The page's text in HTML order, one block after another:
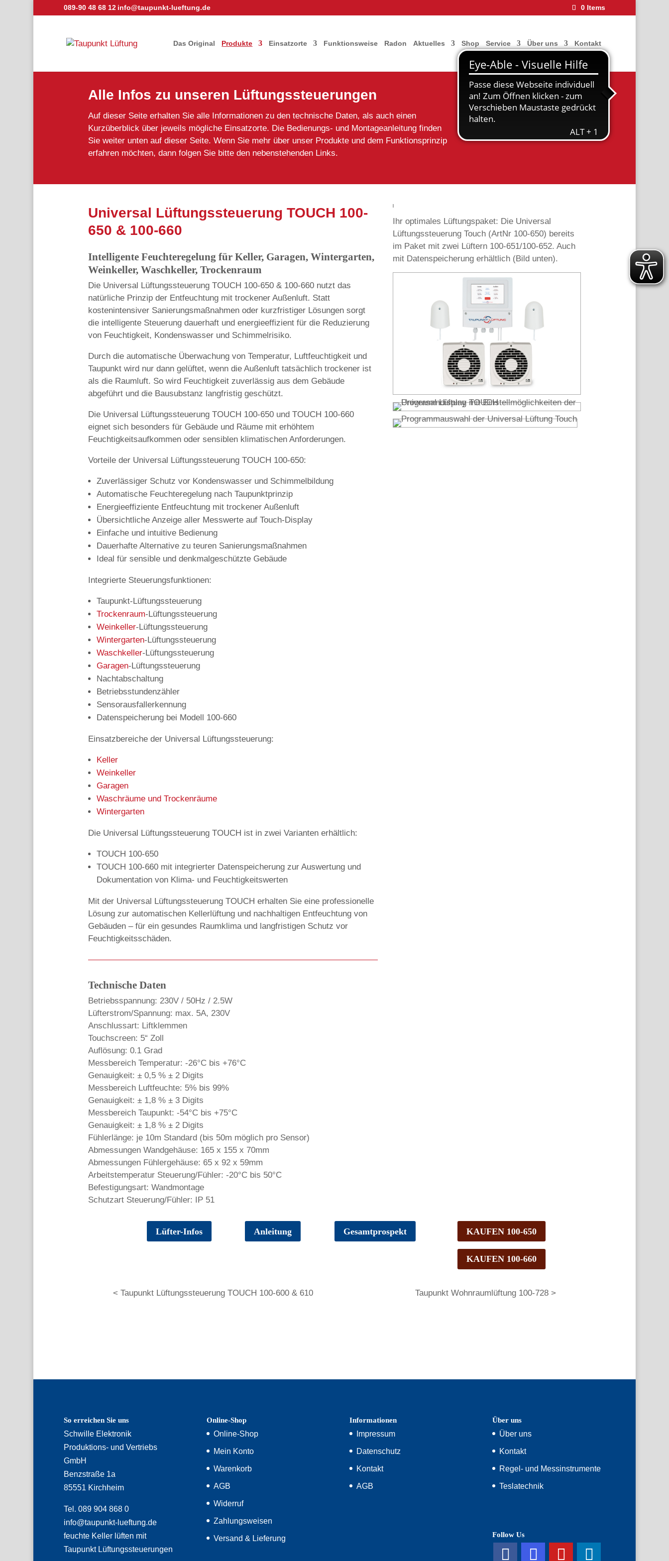
089-90 48 68 12 info@taupunkt-lueftung.de 0 Items
Das Original Produkte Einsatzorte Funktionsweise Radon Aktuelles Shop Service Über uns Kontakt
Alle Infos zu unseren Lüftungssteuerungen
Auf dieser Seite erhalten Sie alle Informationen zu den technische Daten, als auch einen
Kurzüberblick über jeweils mögliche Einsatzorte. Die Bedienungs- und Montageanleitung finden
Sie weiter unten auf dieser Seite. Wenn Sie mehr über unser Produkte und dem Funktionsprinzip
erfahren möchten, dann folgen Sie bitte den nebenstehenden Links.
Funktionsweise
Universal Lüftungssteuerung TOUCH 100-
650 & 100-660
Intelligente Feuchteregelung für Keller, Garagen, Wintergarten,
Weinkeller, Waschkeller, Trockenraum
Die Universal Lüftungssteuerung TOUCH 100-650 & 100-660 nutzt das
natürliche Prinzip der Entfeuchtung mit trockener Außenluft. Statt
kostenintensiver Sanierungsmaßnahmen oder kurzfristiger Lösungen sorgt
die intelligente Steuerung dauerhaft und energieeffizient für die Reduzierung
von Feuchtigkeit, Kondenswasser und Schimmelrisiko.
Durch die automatische Überwachung von Temperatur, Luftfeuchtigkeit und
Taupunkt wird nur dann gelüftet, wenn die Außenluft tatsächlich trockener ist
als die Raumluft. So wird Feuchtigkeit zuverlässig aus dem Gebäude
abgeführt und die Bausubstanz langfristig geschützt.
Die Universal Lüftungssteuerung TOUCH 100-650 und TOUCH 100-660
eignet sich besonders für Gebäude und Räume mit erhöhtem
Feuchtigkeitsaufkommen oder sensiblen klimatischen Anforderungen.
Vorteile der Universal Lüftungssteuerung TOUCH 100-650:
Zuverlässiger Schutz vor Kondenswasser und Schimmelbildung
Automatische Feuchteregelung nach Taupunktprinzip
Energieeffiziente Entfeuchtung mit trockener Außenluft
Übersichtliche Anzeige aller Messwerte auf Touch-Display
Einfache und intuitive Bedienung
Dauerhafte Alternative zu teuren Sanierungsmaßnahmen
Ideal für sensible und denkmalgeschützte Gebäude
Integrierte Steuerungsfunktionen:
Taupunkt-Lüftungssteuerung
Trockenraum-Lüftungssteuerung
Weinkeller-Lüftungssteuerung
Wintergarten-Lüftungssteuerung
Waschkeller-Lüftungssteuerung
Garagen-Lüftungssteuerung
Nachtabschaltung
Betriebsstundenzähler
Sensorausfallerkennung
Datenspeicherung bei Modell 100-660
Einsatzbereiche der Universal Lüftungssteuerung:
Keller
Weinkeller
Garagen
Waschräume und Trockenräume
Wintergarten
Die Universal Lüftungssteuerung TOUCH ist in zwei Varianten erhältlich:
TOUCH 100-650
TOUCH 100-660 mit integrierter Datenspeicherung zur Auswertung und
Dokumentation von Klima- und Feuchtigkeitswerten
Mit der Universal Lüftungssteuerung TOUCH erhalten Sie eine professionelle
Lösung zur automatischen Kellerlüftung und nachhaltigen Entfeuchtung von
Gebäuden – für ein gesundes Raumklima und langfristigen Schutz vor
Feuchtigkeitsschäden.
Technische Daten
Betriebsspannung: 230V / 50Hz / 2.5W
Lüfterstrom/Spannung: max. 5A, 230V
Anschlussart: Liftklemmen
Touchscreen: 5“ Zoll
Auflösung: 0.1 Grad
Messbereich Temperatur: -26°C bis +76°C
Genauigkeit: ± 0,5 % ± 2 Digits
Messbereich Luftfeuchte: 5% bis 99%
Genauigkeit: ± 1,8 % ± 3 Digits
Messbereich Taupunkt: -54°C bis +75°C
Genauigkeit: ± 1,8 % ± 2 Digits
Fühlerlänge: je 10m Standard (bis 50m möglich pro Sensor)
Abmessungen Wandgehäuse: 165 x 155 x 70mm
Abmessungen Fühlergehäuse: 65 x 92 x 59mm
Arbeitstemperatur Steuerung/Fühler: -20°C bis 50°C
Befestigungsart: Wandmontage
Schutzart Steuerung/Fühler: IP 51
Ihr optimales Lüftungspaket: Die Universal
Lüftungssteuerung Touch (ArtNr 100-650) bereits
im Paket mit zwei Lüftern 100-651/100-652. Auch
mit Datenspeicherung erhältlich (Bild unten).
Lüfter-Infos Anleitung Gesamtprospekt KAUFEN 100-650
KAUFEN 100-660
< Taupunkt Lüftungssteuerung TOUCH 100-600 & 610 Taupunkt Wohnraumlüftung 100-728 >
So erreichen Sie uns
Schwille Elektronik
Produktions- und Vertriebs
GmbH
Benzstraße 1a
85551 Kirchheim
Tel. 089 904 868 0
info@taupunkt-lueftung.de
feuchte Keller lüften mit
Taupunkt Lüftungssteuerungen
Online-Shop
Online-Shop
Mein Konto
Warenkorb
AGB
Widerruf
Zahlungsweisen
Versand & Lieferung
Informationen
Impressum
Datenschutz
Kontakt
AGB
Über uns
Über uns
Kontakt
Regel- und Messinstrumente
Teslatechnik
Follow Us